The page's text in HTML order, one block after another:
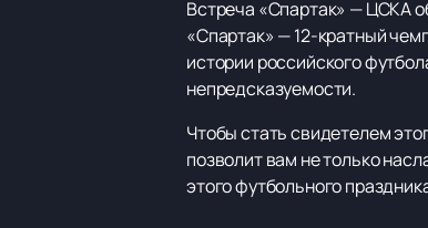
Встреча «Спартак» — ЦСКА
«Спартак» — 12-кратный
истории российского
непредсказуемости.
Чтобы стать свидетелем
позволит вам не только
этого футбольного